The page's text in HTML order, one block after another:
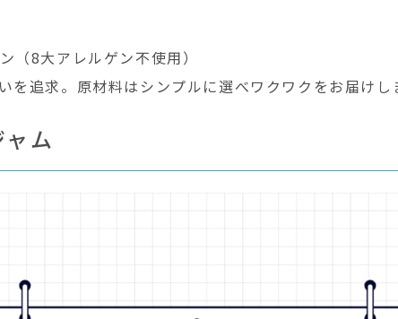
（8大アレルゲン不使用）
を追求。原材料はシンプルに選べワクワクをお届けし
ム